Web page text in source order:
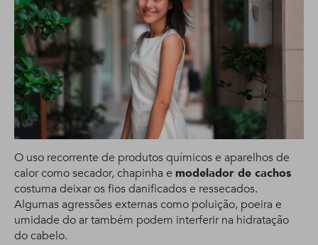
O uso recorrente de produtos químicos e aparelhos de
calor como secador, chapinha e modelador de cachos
costuma deixar os fios danificados e ressecados.
Algumas agressões externas como poluição, poeira e
umidade do ar também podem interferir na hidratação
do cabelo.